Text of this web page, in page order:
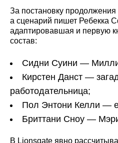
За постановку продолжения
а сценарий пишет Ребекка
адаптировавшая и первую
состав:
Сидни Суини —
Кирстен Данст —
работодательница;
Пол Энтони Келли —
Бриттани Сноу —
В Lionsgate явно